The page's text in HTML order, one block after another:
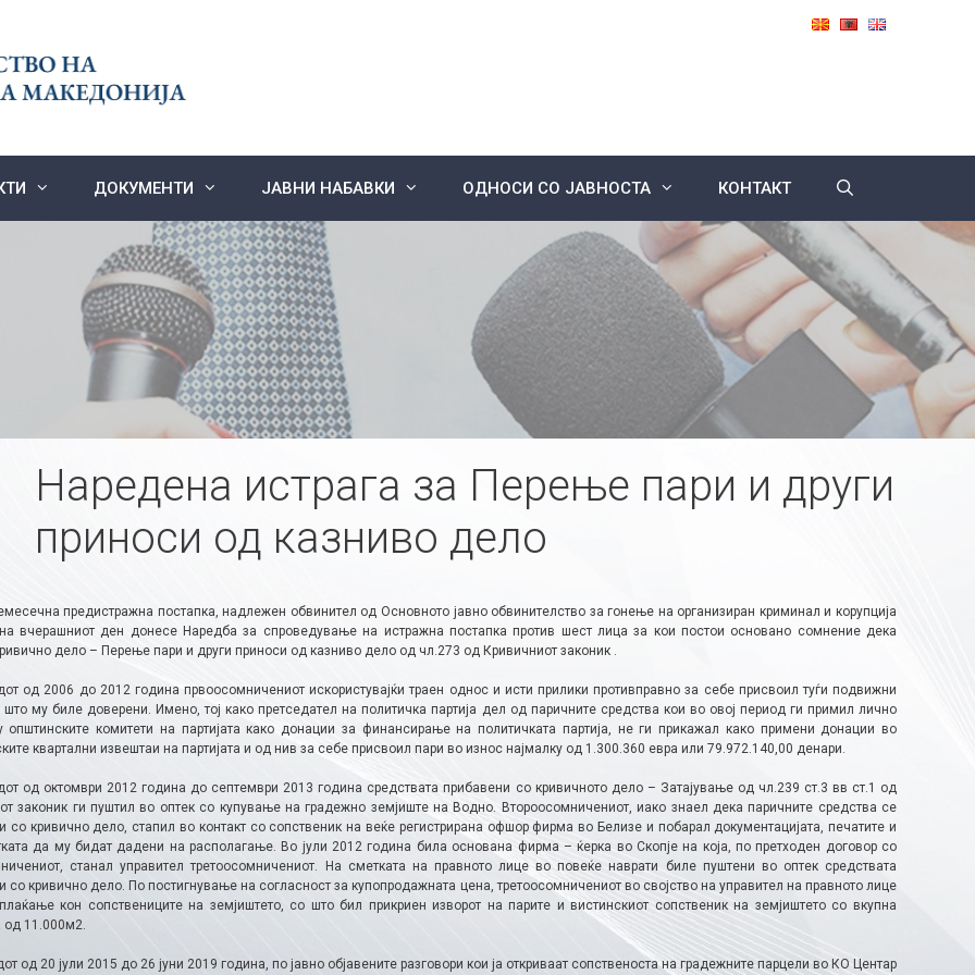
ДОКУМЕНТИ ЈАВНИ НАБАВКИ ОДНОСИ СО ЈАВНОСТА КОНТАКТ
Наредена истрага за Перење пари и други
приноси од казниво дело
предистражна постапка, надлежен обвинител од Основното јавно обвинителство за гонење на организиран криминал и корупција
вчерашниот ден донесе Наредба за спроведување на истражна постапка против шест лица за кои постои основано сомнение дека
дело – Перење пари и други приноси од казниво дело од чл.273 од Кривичниот законик .
од 2006 до 2012 година првоосомничениот искористувајќи траен однос и исти прилики противправно за себе присвоил туѓи подвижни
му биле доверени. Имено, тој како претседател на политичка партија дел од паричните средства кои во овој период ги примил лично
општинските комитети на партијата како донации за финансирање на политичката партија, не ги прикажал како примени донации во
квартални извештаи на партијата и од нив за себе присвоил пари во износ најмалку од 1.300.360 евра или 79.972.140,00 денари.
од октомври 2012 година до септември 2013 година средствата прибавени со кривичното дело – Затајување од чл.239 ст.3 вв ст.1 од
законик ги пуштил во оптек со купување на градежно земјиште на Водно. Второосомничениот, иако знаел дека паричните средства се
со кривично дело, стапил во контакт со сопственик на веќе регистрирана офшор фирма во Белизе и побарал документацијата, печатите и
да му бидат дадени на располагање. Во јули 2012 година била основана фирма – ќерка во Скопје на која, по претходен договор со
станал управител третоосомничениот. На сметката на правното лице во повеќе наврати биле пуштени во оптек средствата
со кривично дело. По постигнување на согласност за купопродажната цена, третоосомничениот во својство на управител на правното лице
кон сопствениците на земјиштето, со што бил прикриен изворот на парите и вистинскиот сопственик на земјиштето со вкупна
11.000м2.
од 20 јули 2015 до 26 јуни 2019 година, по јавно објавените разговори кои ја откриваат сопственоста на градежните парцели во КО Центар